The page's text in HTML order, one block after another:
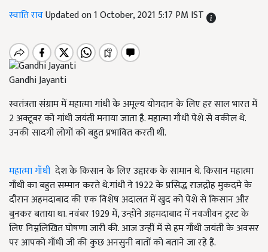
स्वाति रावUpdated on 1 October, 2021 5:17 PM IST
Gandhi Jayanti
स्वतंत्रता संग्राम में महात्मा गांधी के अमूल्य योगदान के लिए हर साल भारत में
2 अक्टूबर को गांधी जयंती मनाया जाता है. महात्मा गाँधी पेशे से वकील थे.
उनकी सादगी लोगों को बहुत प्रभावित करती थी.
महात्मा गाँधी देश के किसान के लिए उद्दारक के सामान थे. किसान महात्मा
गाँधी का बहुत सम्मान करते थे.गांधी ने 1922 के प्रसिद्ध राजद्रोह मुकदमे के
दौरान अहमदाबाद की एक विशेष अदालत में खुद को पेशे से किसान और
बुनकर बताया था. नवंबर 1929 में, उन्होंने अहमदाबाद में नवजीवन ट्रस्ट के
लिए निम्नलिखित घोषणा जारी की. आज उन्हीं में से हम गाँधी जयंती के अवसर
पर आपको गाँधी जी की कुछ अनसुनी बातों को बताने जा रहे हैं.